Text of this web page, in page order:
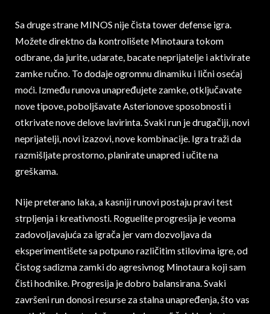
Sa druge strane MINOS nije čista tower defense igra.
Možete direktno da kontrolišete Minotaura tokom
odbrane, da jurite, udarate, bacate neprijatelje i aktivirate
zamke ručno. To dodaje ogromnu dinamiku i lični osećaj
moći. Između runova unapređujete zamke, otključavate
nove tipove, poboljšavate Asterionove sposobnosti i
otkrivate nove delove lavirinta. Svaki run je drugačiji, novi
neprijatelji, novi izazovi, nove kombinacije. Igra traži da
razmišljate prostorno, planirate unapred i učite na
greškama.
Nije preterano laka, a kasniji runovi postaju pravi test
strpljenja i kreativnosti. Roguelite progresija je veoma
zadovoljavajuća za igrača jer vam dozvoljava da
eksperimentišete sa potpuno različitim stilovima igre, od
čistog sadizma zamki do agresivnog Minotaura koji sam
čisti hodnike. Progresija je dobro balansirana. Svaki
završeni run donosi resurse za stalna unapređenja, što vas